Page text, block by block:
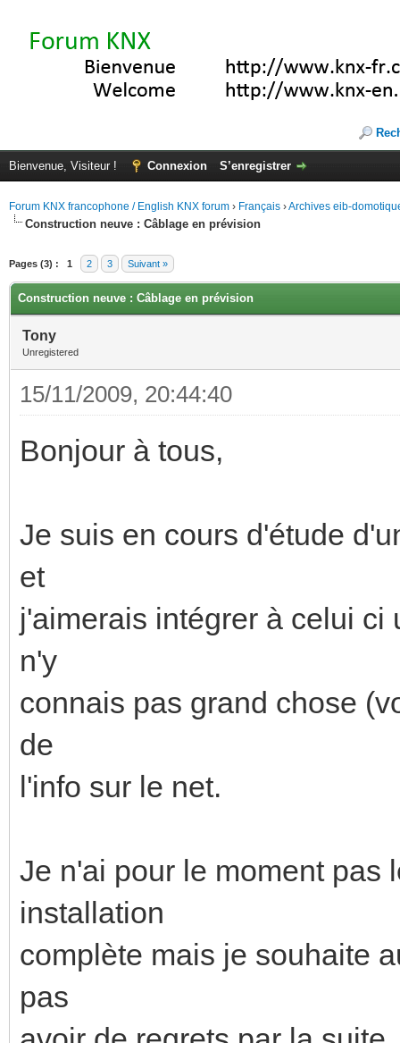
Bienvenue, Visiteur ! Connexion S’enregistrer
Forum KNX francophone / English KNX forum › Français ›Archives eib-
Construction neuve : Câblage en prévision
Pages (3) : 1 2 3 Suivant »
Construction neuve : Câblage en prévision
Tony
Unregistered
15/11/2009, 20:44:40
Bonjour à tous,
Je suis en cours d'étude
et
j'aimerais intégrer à celui
n'y
connais pas grand chose
de
l'info sur le net.
Je n'ai pour le moment pas
installation
complète mais je souhaite
pas